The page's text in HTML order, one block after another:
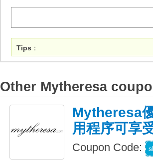
Tips ：
Other Mytheresa
Mytheresa
用程序可享
Coupon Code: